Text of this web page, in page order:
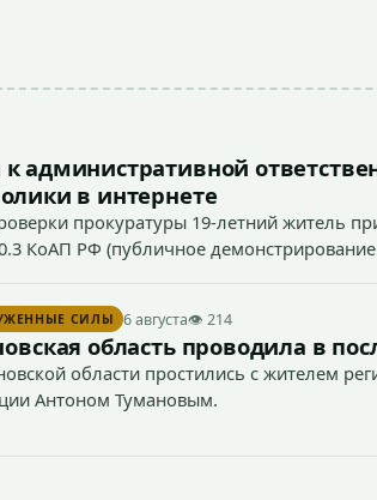
административной
в интернете
прокуратуры 19-летний житель
КоАП РФ (публичное
СИЛЫ 6 августа👁 214
область проводила в
области простились с жителем
Антоном Тумановым.